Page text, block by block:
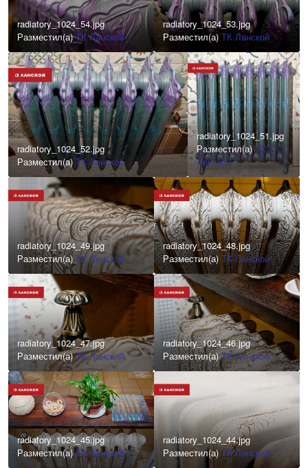
radiatory_1024_54.jpg
Разместил(а)ТК Ланской
radiatory_1024_53.jpg
Разместил(а)ТК Ланской
radiatory_1024_52.jpg
Разместил(а) ТК Ланской
radiatory_1024_51.jpg
Разместил(а)ТК
Ланской
radiatory_1024_49.jpg
Разместил(а) ТК Ланской
radiatory_1024_48.jpg
Разместил(а) ТК Ланской
radiatory_1024_47.jpg
Разместил(а)ТК Ланской
radiatory_1024_46.jpg
Разместил(а)ТК Ланской
radiatory_1024_45.jpg
Разместил(а)ТК Ланской
radiatory_1024_44.jpg
Разместил(а)ТК Ланской